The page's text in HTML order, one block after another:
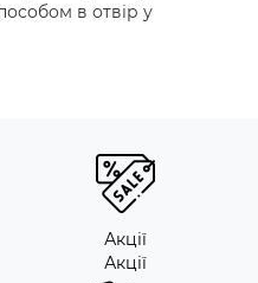
в отвір у
Акції
Акції